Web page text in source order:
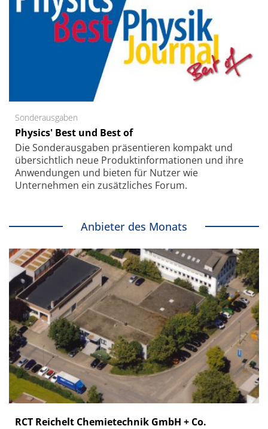
Sonderausgaben
Physics' Best und Best of
Die Sonder­ausgaben präsentieren kompakt und
übersichtlich neue Produkt­informationen und ihre
Anwendungen und bieten für Nutzer wie
Unternehmen ein zusätzliches Forum.
Anbieter des Monats
RCT Reichelt Chemietechnik GmbH + Co.